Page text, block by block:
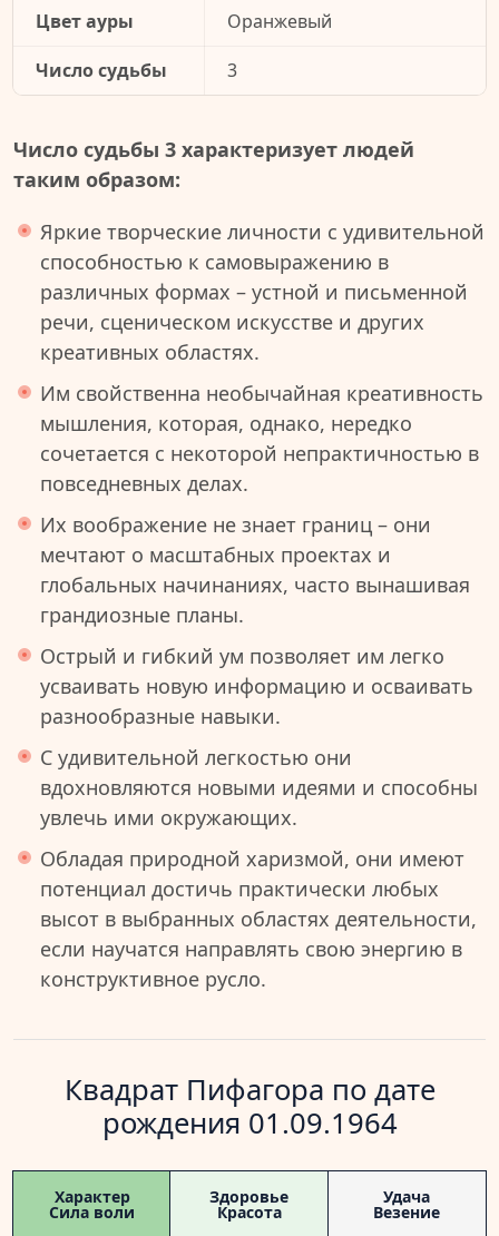
Цвет ауры
Оранжевый
Число судьбы
3
Число судьбы 3 характеризует людей
таким образом:
Яркие творческие личности с удивительной
способностью к самовыражению в
различных формах – устной и письменной
речи, сценическом искусстве и других
креативных областях.
Им свойственна необычайная креативность
мышления, которая, однако, нередко
сочетается с некоторой непрактичностью в
повседневных делах.
Их воображение не знает границ – они
мечтают о масштабных проектах и
глобальных начинаниях, часто вынашивая
грандиозные планы.
Острый и гибкий ум позволяет им легко
усваивать новую информацию и осваивать
разнообразные навыки.
С удивительной легкостью они
вдохновляются новыми идеями и способны
увлечь ими окружающих.
Обладая природной харизмой, они имеют
потенциал достичь практически любых
высот в выбранных областях деятельности,
если научатся направлять свою энергию в
конструктивное русло.
Квадрат Пифагора по дате
рождения 01.09.1964
Характер
Сила воли
Здоровье
Красота
Удача
Везение